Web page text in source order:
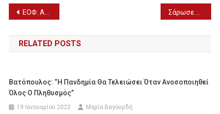
Πλοήγηση
άρθρων
ΕΟΦ: Αποσύρεται συμπλήρωμα διατροφής για αδυνάτισμα
RELATED POSTS
Βατόπουλος: “Η Πανδημία Θα Τελειώσει Όταν Ανοσοποιηθεί
Όλος Ο Πληθυσμός”
19 Ιανουαρίου 2022 Μαρία Βαγουρδή